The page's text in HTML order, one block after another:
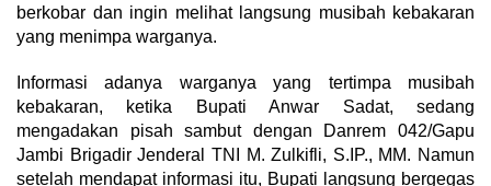
berkobar dan ingin melihat langsung musibah kebakaran
yang menimpa warganya.
Informasi adanya warganya yang tertimpa musibah
kebakaran, ketika Bupati Anwar Sadat, sedang
mengadakan pisah sambut dengan Danrem 042/Gapu
Jambi Brigadir Jenderal TNI M. Zulkifli, S.IP., MM. Namun
setelah mendapat informasi itu, Bupati langsung bergegas